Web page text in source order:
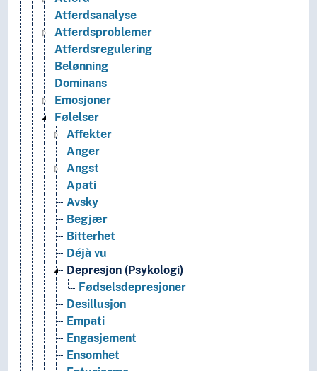
Atferdsanalyse
Atferdsproblemer
Atferdsregulering
Belønning
Dominans
Emosjoner
Følelser
Affekter
Anger
Angst
Apati
Avsky
Begjær
Bitterhet
Déjà vu
Depresjon (Psykologi)
Fødselsdepresjoner
Desillusjon
Empati
Engasjement
Ensomhet